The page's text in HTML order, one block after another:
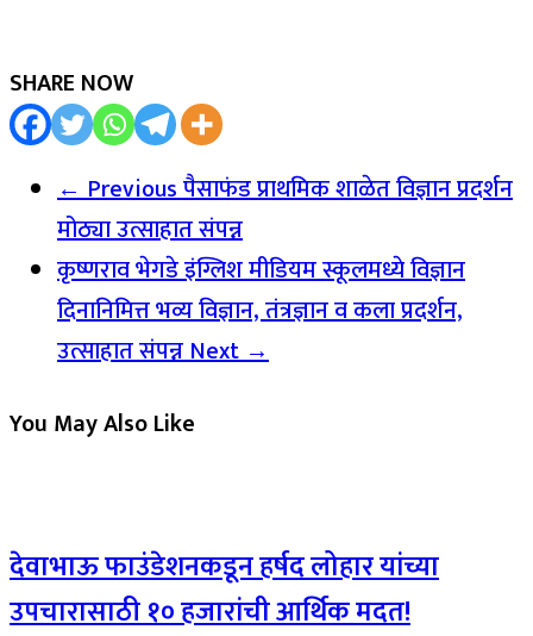
SHARE NOW
← Previousपैसाफंड प्राथमिक शाळेत विज्ञान प्रदर्शन
मोठ्या उत्साहात संपन्न
कृष्णराव भेगडे इंग्लिश मीडियम स्कूलमध्ये विज्ञान
दिनानिमित्त भव्य विज्ञान, तंत्रज्ञान व कला प्रदर्शन,
उत्साहात संपन्नNext →
You May Also Like
देवाभाऊ फाउंडेशनकडून हर्षद लोहार यांच्या
उपचारासाठी १० हजारांची आर्थिक मदत!